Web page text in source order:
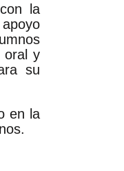
la
oral y
su
en la